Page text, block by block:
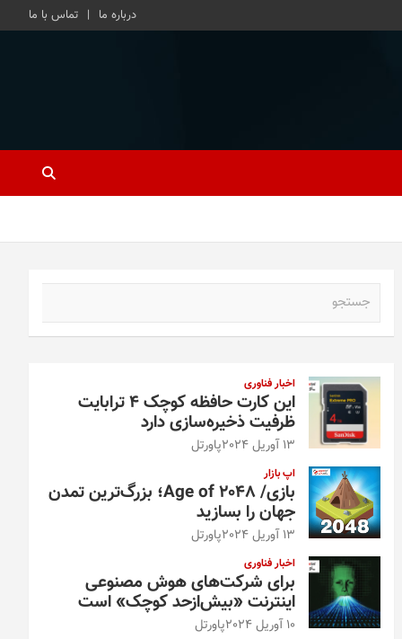
درباره ما تماس با ما
اخبار فناوری
این کارت حافظه کوچک ۴ ترابایت
ظرفیت ذخیره‌سازی دارد
13 آوریل 2024 پاورتل
اپ بازار
بازی/ Age of 2048؛ بزرگ‌ترین تمدن
جهان را بسازید
13 آوریل 2024 پاورتل
اخبار فناوری
برای شرکت‌های هوش مصنوعی
اینترنت «بیش‌از‌حد کوچک» است
10 آوریل 2024 پاورتل